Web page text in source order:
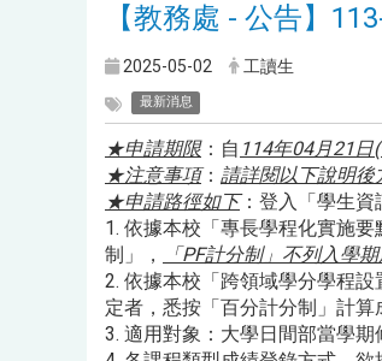
【教務處 - 公告】
2025-05-02 工讀生
最新消息
★申請期限：自 114年04月21日
★注意事項： 請詳閱以下說明後
★申請路徑如下：登入「學生
1. 依據本校「專長學程化實施
制」，
「PF計分制」不列入學
2. 依據本校「跨領域學分學程
定者，悉按「百分計分制」計算
3. 適用對象：大學日間部當學